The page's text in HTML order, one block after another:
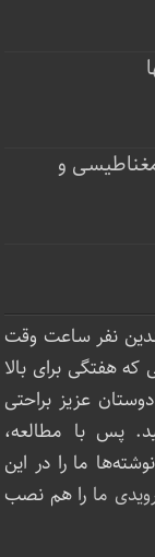
و
نفر ساعت‌ وقت
هفتگی برای بالا
عزیز براحتی
پس با مطالعه،
ما را در این
ما را هم نصب